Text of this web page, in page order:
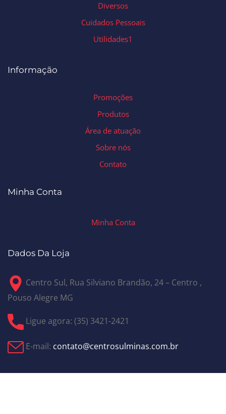
Diversos
Cuidados Pessoais
Utilidades1
Informação
Promoções
Produtos
Área de atuação
Sobre nós
Contato
Minha Conta
Minha Conta
Dados Da Loja
Centro Sul, Rua Silviano Brandão, 24 – Centro ,
Pouso Alegre MG
Ligue agora: (35) 3421-2421
E-mail: contato@centrosulminas.com.br